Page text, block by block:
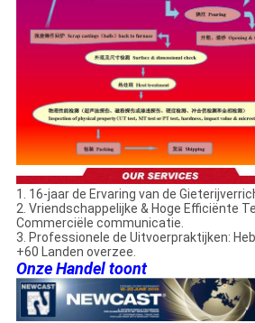
1. 16-jaar de Ervaring van de
2. Vriendschappelijke & Hoge Efficiënte
Commerciële communicatie.
3. Professionele de Uitvoerpraktijken:
+60 Landen overzee.
Onze Handel toont